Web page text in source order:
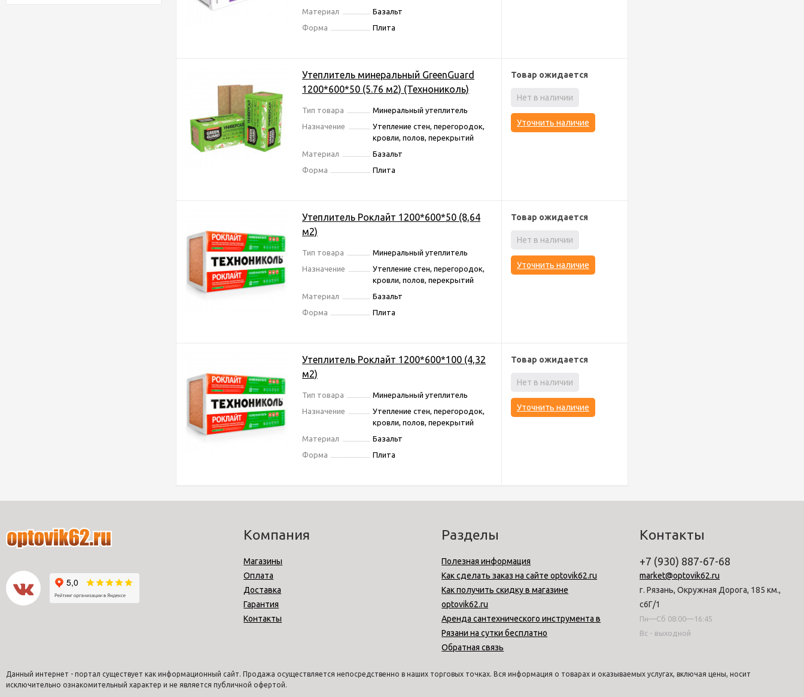
Материал
Базальт
Форма
Плита
Утеплитель минеральный GreenGuard
1200*600*50 (5.76 м2) (Технониколь)
Тип товара
Минеральный утеплитель
Назначение
Утепление стен, перегородок,
кровли, полов, перекрытий
Материал
Базальт
Форма
Плита
Товар ожидается
Нет в наличии
Уточнить наличие
Утеплитель Роклайт 1200*600*50 (8,64
м2)
Тип товара
Минеральный утеплитель
Назначение
Утепление стен, перегородок,
кровли, полов, перекрытий
Материал
Базальт
Форма
Плита
Товар ожидается
Нет в наличии
Уточнить наличие
Утеплитель Роклайт 1200*600*100 (4,32
м2)
Тип товара
Минеральный утеплитель
Назначение
Утепление стен, перегородок,
кровли, полов, перекрытий
Материал
Базальт
Форма
Плита
Товар ожидается
Нет в наличии
Уточнить наличие
Компания
Магазины
Оплата
Доставка
Гарантия
Контакты
Разделы
Полезная информация
Как сделать заказ на сайте optovik62.ru
Как получить скидку в магазине
optovik62.ru
Аренда сантехнического инструмента в
Рязани на сутки бесплатно
Обратная связь
Контакты
+7 (930) 887-67-68
market@optovik62.ru
г. Рязань, Окружная Дорога, 185 км.,
с6Г/1
Пн—Сб 08:00—16:45
Вс - выходной
Данный интернет - портал существует как информационный сайт. Продажа осуществляется непосредственно в наших торговых точках. Вся информация о товарах и оказываемых услугах, включая цены, носит
исключительно ознакомительный характер и не является публичной офертой.